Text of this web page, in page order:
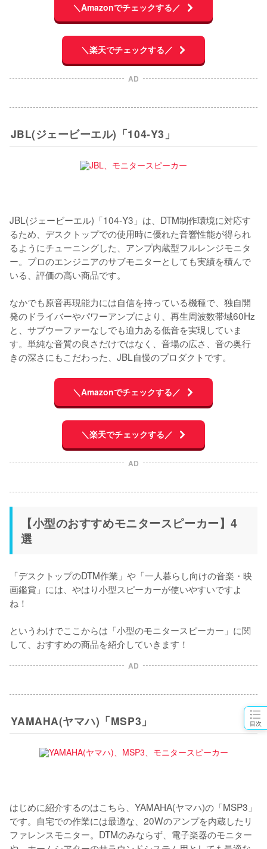
目次
＼Amazonでチェックする／
＼楽天でチェックする／
AD
JBL(ジェービーエル)「104-Y3」
JBL(ジェービーエル)「104-Y3」は、DTM制作環境に対応す
るため、デスクトップでの使用時に優れた音響性能が得られ
るようにチューニングした、アンプ内蔵型フルレンジモニタ
ー。プロのエンジニアのサブモニターとしても実績を積んで
いる、評価の高い商品です。
なかでも原音再現能力には自信を持っている機種で、独自開
発のドライバーやパワーアンプにより、再生周波数帯域60Hz
と、サブウーファーなしでも迫力ある低音を実現していま
す。単純な音質の良さだけではなく、音場の広さ、音の奥行
きの深さにもこだわった、JBL自慢のプロダクトです。
＼Amazonでチェックする／
＼楽天でチェックする／
AD
【小型のおすすめモニタースピーカー】4
選
「デスクトップのDTM作業」や「一人暮らし向けの音楽・映
画鑑賞」には、やはり小型スピーカーが使いやすいですよ
ね！
というわけでここからは「小型のモニタースピーカー」に関
AD
YAMAHA(ヤマハ)「MSP3」
はじめに紹介するのはこちら、YAMAHA(ヤマハ)の「MSP3」
です。自宅での作業には最適な、20Wのアンプを内蔵したリ
ファレンスモニター。DTMのみならず、電子楽器のモニター